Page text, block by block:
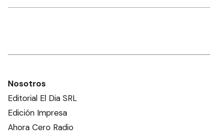
Nosotros
Editorial El Dia SRL
Edición Impresa
Ahora Cero Radio